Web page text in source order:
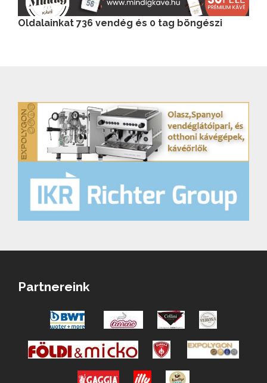
Oldalainkat 736 vendég és 0 tag böngészi
Partnereink